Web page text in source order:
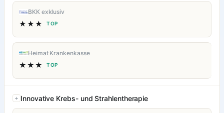
BKK exklusiv
★★★ TOP
Heimat Krankenkasse
★★★ TOP
Innovative Krebs- und Strahlentherapie